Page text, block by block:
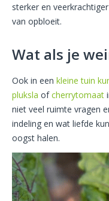
sterker en
van opbloeit.
Wat als je
Ook in een kleine tuin
pluksla ofcherrytomaat
niet veel ruimte vragen
indeling en wat liefde
oogst halen.